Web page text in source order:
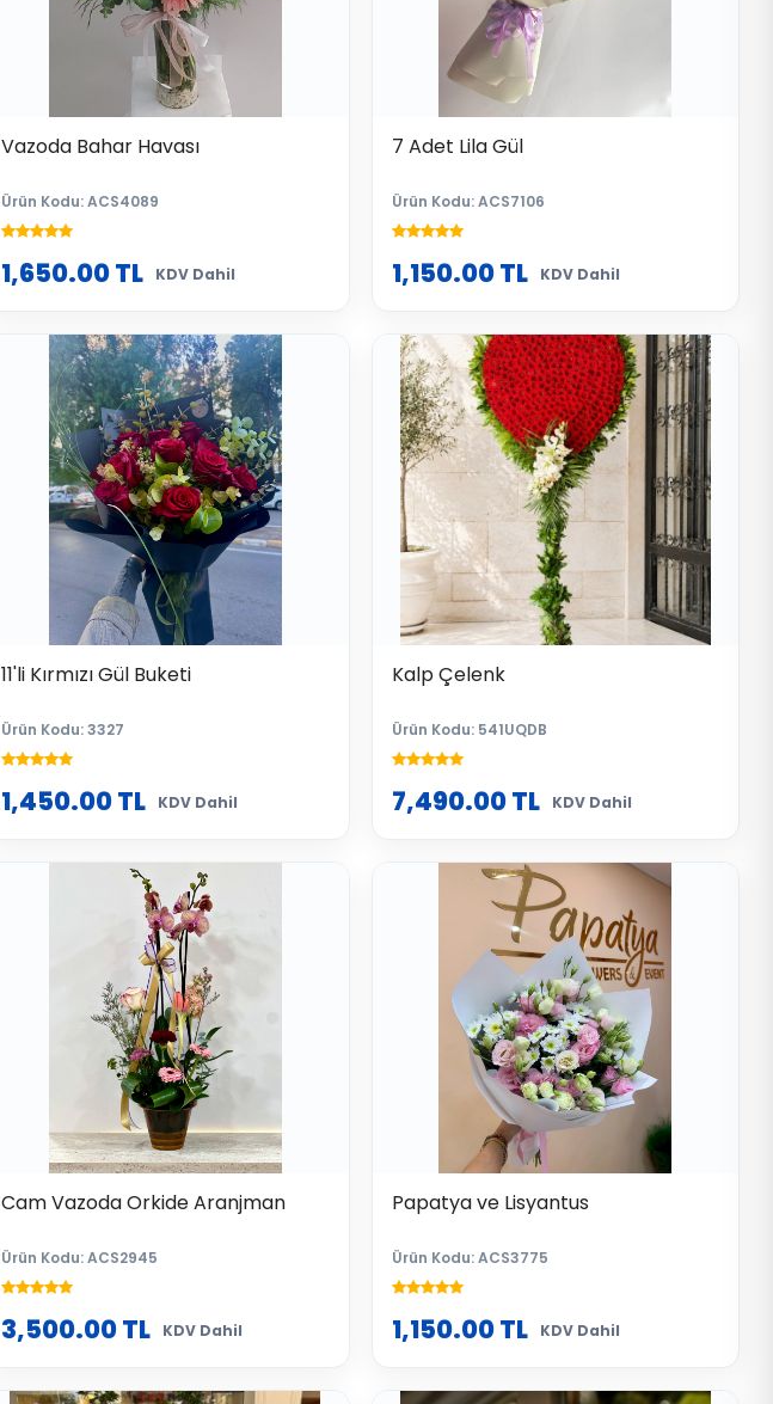
Vazoda Bahar Havası
Ürün Kodu: ACS4089
1,650.00TL KDV Dahil
7 Adet Lila Gül
Ürün Kodu: ACS7106
1,150.00TL KDV Dahil
11'li Kırmızı Gül Buketi
Ürün Kodu: 3327
1,450.00TL KDV Dahil
Kalp Çelenk
Ürün Kodu: 541UQDB
7,490.00TL KDV Dahil
Cam Vazoda Orkide Aranjman
Ürün Kodu: ACS2945
3,500.00TL KDV Dahil
Papatya ve Lisyantus
Ürün Kodu: ACS3775
1,150.00TL KDV Dahil